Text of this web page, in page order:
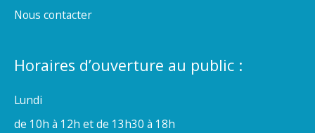
Nous contacter
Horaires d’ouverture au public :
Lundi
de 10h à 12h et de 13h30 à 18h